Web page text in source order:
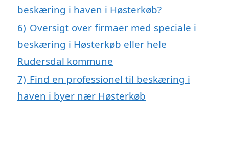
beskæring i haven i Høsterkøb?
6) Oversigt over firmaer med speciale i
beskæring i Høsterkøb eller hele
Rudersdal kommune
7) Find en professionel til beskæring i
haven i byer nær Høsterkøb